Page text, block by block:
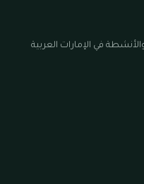
في الإمارات العربية